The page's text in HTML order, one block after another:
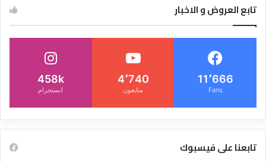
تابع العروض و الاخبار
11٬666
Fans
4٬740
متابعون
458k
انستجرام
تابعنا على فيسبوك